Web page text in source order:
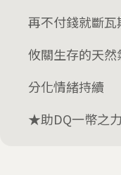
再不付錢就斷瓦
攸關生存的天然
分化情緒持續
★助DQ一幣之